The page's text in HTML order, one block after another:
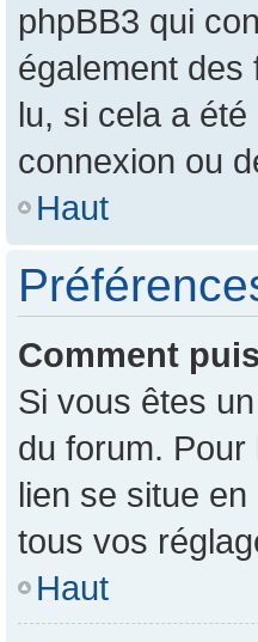
phpBB3 qui
également des
lu, si cela a
connexion ou
Haut
Comment
Si vous êtes
du forum. Pour
lien se situe
tous vos
Haut